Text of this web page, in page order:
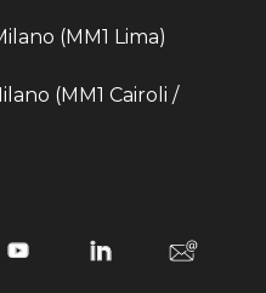
(MM1 Lima)
(MM1 Cairoli /